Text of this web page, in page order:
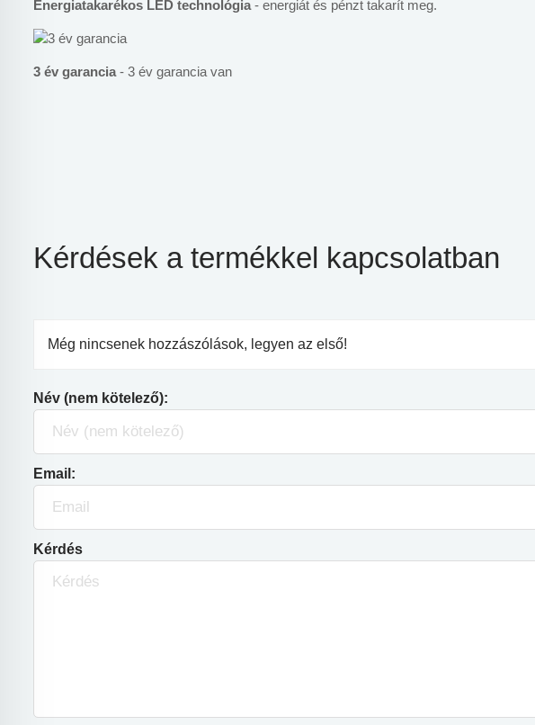
Energiatakarékos LED technológia - energiát és pénzt takarít meg.
3 év garancia - 3 év garancia van
Kérdések a termékkel kapcsolatban
Még nincsenek hozzászólások, legyen az első!
Név (nem kötelező):
Email:
Kérdés